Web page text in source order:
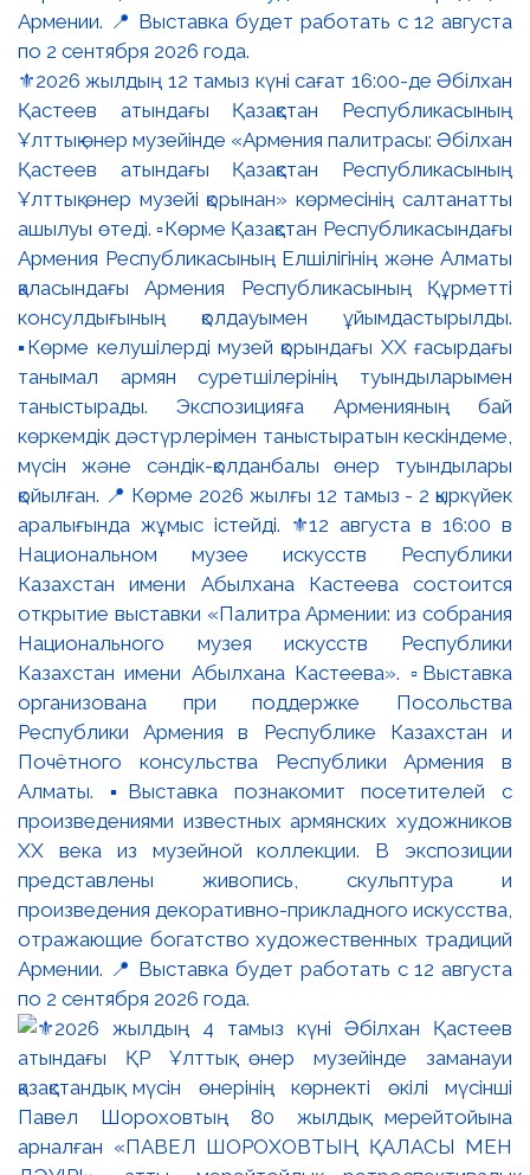
⚜️2026 жылдың 12 тамыз күні сағат 16:00-де Әбілхан
Қастеев атындағы Қазақстан Республикасының
Ұлттық өнер музейінде «Армения палитрасы: Әбілхан
Қастеев атындағы Қазақстан Республикасының
Ұлттық өнер музейі қорынан» көрмесінің салтанатты
ашылуы өтеді. ▫️Көрме Қазақстан Республикасындағы
Армения Республикасының Елшілігінің және Алматы
қаласындағы Армения Республикасының Құрметті
консулдығының қолдауымен ұйымдастырылды.
▪️Көрме келушілерді музей қорындағы ХХ ғасырдағы
танымал армян суретшілерінің туындыларымен
таныстырады. Экспозицияға Арменияның бай
көркемдік дәстүрлерімен таныстыратын кескіндеме,
мүсін және сәндік-қолданбалы өнер туындылары
қойылған. 📍 Көрме 2026 жылғы 12 тамыз - 2 қыркүйек
аралығында жұмыс істейді. ⚜️12 августа в 16:00 в
Национальном музее искусств Республики
Казахстан имени Абылхана Кастеева состоится
открытие выставки «Палитра Армении: из собрания
Национального музея искусств Республики
Казахстан имени Абылхана Кастеева». ▫️Выставка
организована при поддержке Посольства
Республики Армения в Республике Казахстан и
Почётного консульства Республики Армения в
Алматы. ▪️Выставка познакомит посетителей с
произведениями известных армянских художников
XX века из музейной коллекции. В экспозиции
представлены живопись, скульптура и
произведения декоративно-прикладного искусства,
отражающие богатство художественных традиций
Армении. 📍 Выставка будет работать с 12 августа
по 2 сентября 2026 года.